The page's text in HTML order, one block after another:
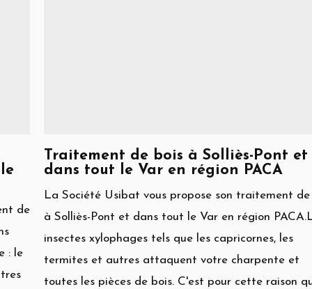
de
: le
Traitement de bois à Solliès-Pont et
dans tout le Var en région PACA
La Société Usibat vous propose son traitement de
à Solliès-Pont et dans tout le Var en région
insectes xylophages tels que les capricornes, les
termites et autres attaquent votre charpente et
toutes les pièces de bois. C'est pour cette raison